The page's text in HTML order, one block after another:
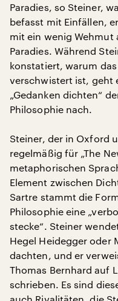
Paradies, so Steiner,
befasst mit Einfällen,
mit ein wenig Wehmut
Paradies. Während
konstatiert, warum
verschwistert ist, geht
„Gedanken dichten“
Philosophie nach.
Steiner, der in Oxford
regelmäßig für „The
metaphorischen
Element zwischen
Sartre stammt die
Philosophie eine
stecke“. Steiner
Hegel Heidegger oder
dachten, und er
Thomas Bernhard auf
schrieben. Es sind